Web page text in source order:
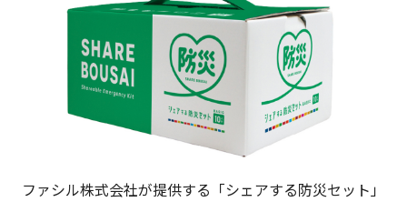
ファシル株式会社が提供する「シェアする防災セット」